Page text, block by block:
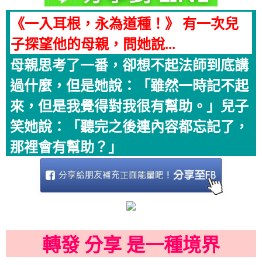
《一入耳根，永為道種！》 有一次兒
子探望他的母親，問她說...
母親思考了一番，卻想不起法師到底講
過什麼，但是她說：「雖然一時記不起
來，但是我覺得對我很有幫助。」兒子
笑她說：「聽完之後連內容都忘記了，
那裡會有幫助？」
轉發 分享 是一種境界